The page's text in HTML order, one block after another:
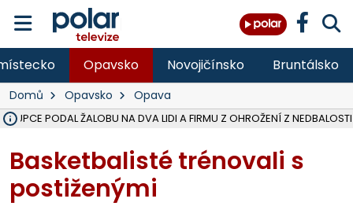
Opavsko Novojičínsko Bruntálsko
Domů Opavsko Opava
PODAL ŽALOBU NA DVA LIDI A FIRMU Z OHROŽENÍ Z NEDBALOSTI
Basketbalisté trénovali s
postiženými